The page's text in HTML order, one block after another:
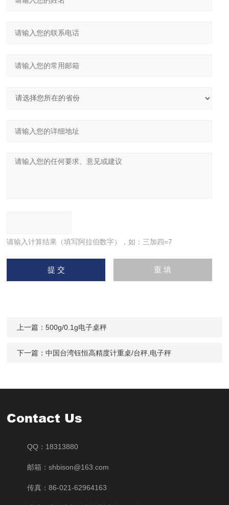
请输入计算结果（填写阿拉伯数字），如：三加四=7
上一篇：500g/0.1g电子桌秤
下一篇：中国台湾钰恒高精度计重桌/台秤,电子秤
Contact Us
QQ：18313880
邮箱：shbison@163.com
传真：86-021-62964163